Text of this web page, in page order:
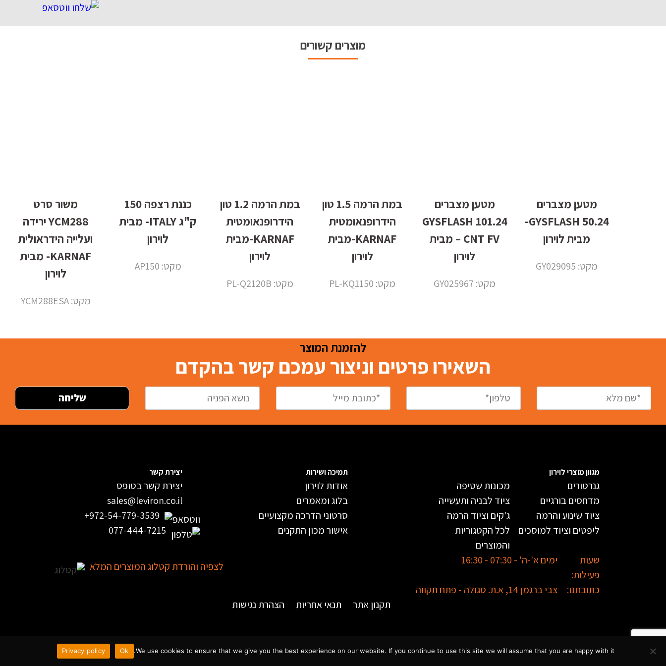
מוצרים קשורים
מטען מצברים
50.24 GYSFLASH-
מבית לוירון
מקט: GY029095
מטען מצברים
101.24 GYSFLASH
CNT FV – מבית
לוירון
מקט: GY025967
במת הרמה 1.5 טון
הידרופנאומטית
KARNAF-מבית
לוירון
מקט: PL-KQ1150
במת הרמה 1.2 טון
הידרופנאומטית
KARNAF-מבית
לוירון
מקט: PL-Q2120B
כננת רצפה 150
ק"ג ITALY- מבית
לוירון
מקט: AP150
משור סרט
YCM288 ירידה
ועלייה הידראולית
KARNAF- מבית
לוירון
מקט: YCM288ESA
להזמנת המוצר
השאירו פרטים וניצור עמכם קשר בהקדם
מגוון מוצרי לוירון
גנרטורים
מדחסים בורגיים
ציוד שינוע והרמה
ליפטים וציוד למוסכים
מכונות שטיפה
ציוד לבניה ותעשייה
ג'קים וציוד הרמה
לכל הקטגוריות
והמוצרים
תמיכה ושירות
אודות לוירון
בלוג ומאמרים
סרטוני הדרכה מקצועיים
אישור מכון התקנים
יצירת קשר
יצירת קשר בטופס
sales@leviron.co.il
+972-54-779-3539
077-444-7215
שעות
פעילות:
ימים א'-ה' - 07:30 - 16:30
כתובתנו: צבי ברגמן 14, א.ת. סגולה - פתח תקווה
לצפיה והורדת קטלוג המוצרים המלא
תקנון אתר תנאי אחריות הצהרת נגישות
סוכנות השיווק integral
We use cookies to ensure that we give you the best experience on our website. If you continue to use this site we will assume that you are happy with it.
Ok
Privacy policy